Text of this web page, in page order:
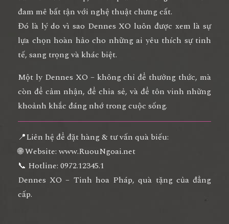
đam mê bất tận với nghệ thuật chưng cất.
Đó là lý do vì sao Dennes XO luôn được xem là sự
lựa chọn hoàn hảo cho những ai yêu thích sự tinh
tế, sang trọng và khác biệt.
Một ly Dennes XO – không chỉ để thưởng thức, mà
còn để cảm nhận, để chia sẻ, và để tôn vinh những
khoảnh khắc đáng nhớ trong cuộc sống.
📍Liên hệ để đặt hàng & tư vấn quà biếu:
🌐 Website: www.RuouNgoai.net
📞 Hotline: 0972.12345.1
Dennes XO – Tinh hoa Pháp, quà tặng của đẳng
cấp.